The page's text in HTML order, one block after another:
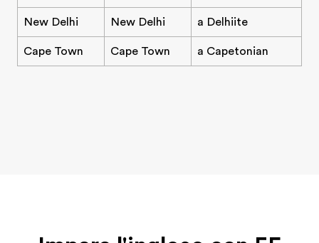
New Delhi New Delhi a Delhiite
Cape Town Cape Town a Capetonian